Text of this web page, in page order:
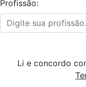
Profissão:
Li e concordo